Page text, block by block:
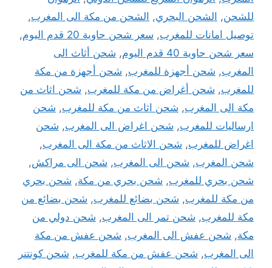
للشحن, الشحن البحري, الشحن من مكة الى المغرب,
توصيل امانات للمغرب, سعر شحن حاوية 20 قدم اليوم
,
سعر شحن حاوية 40 قدم اليوم
, شحن أثاث الى
المغرب, شحن أجهزة للمغرب, شحن أجهزة من مكة
للمغرب, شحن أغراض من مكة للمغرب, شحن اثاث من
مكة الى المغرب, شحن اثاث من مكة للمغرب, شحن
ارساليات للمغرب, شحن اغراض الى المغرب, شحن
اغراض للمغرب, شحن الاثاث من مكة الى المغرب,
شحن المغرب, شحن الى المغرب, شحن الى مراكش,
شحن بحري للمغرب, شحن بحري من مكة, شحن بحري
من مكة للمغرب, شحن بضائع للمغرب, شحن بضائع من
مكة للمغرب, شحن تمر الى المغرب, شحن دولي من
مكة, شحن عفش الى المغرب, شحن عفش من مكة
الى المغرب, شحن عفش من مكة للمغرب, شحن كونتنر